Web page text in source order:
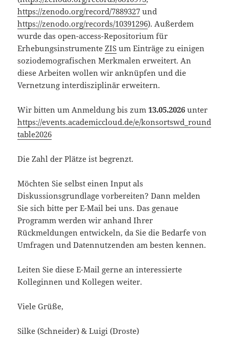
https://zenodo.org/record/7889327 und
https://zenodo.org/records/10391296). Außerdem
wurde das open-access-Repositorium für
ErhebungsinstrumenteZIS um Einträge zu einigen
soziodemografischen Merkmalen erweitert. An
diese Arbeiten wollen wir anknüpfen und die
Vernetzung interdisziplinär erweitern.
Wir bitten um Anmeldung bis zum13.05.2026unter
https://events.academiccloud.de/e/konsortswd_round
table2026
Die Zahl der Plätze ist begrenzt.
Möchten Sie selbst einen Input als
Diskussionsgrundlage vorbereiten? Dann melden
Sie sich bitte per E-Mail bei uns. Das genaue
Programm werden wir anhand Ihrer
Rückmeldungen entwickeln, da Sie die Bedarfe von
Umfragen und Datennutzenden am besten kennen.
Leiten Sie diese E-Mail gerne an interessierte
Kolleginnen und Kollegen weiter.
Viele Grüße,
Silke (Schneider) & Luigi (Droste)